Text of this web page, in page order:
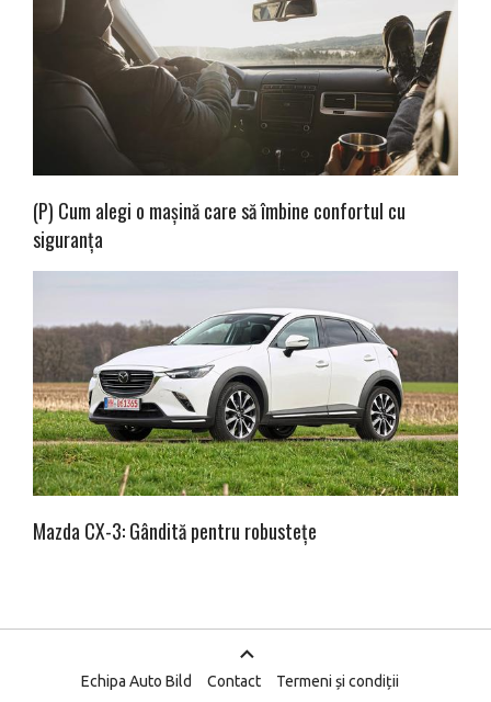
(P) Cum alegi o mașină care să îmbine confortul cu
siguranța
Mazda CX-3: Gândită pentru robustețe
Echipa Auto Bild Contact
Termeni și condiții